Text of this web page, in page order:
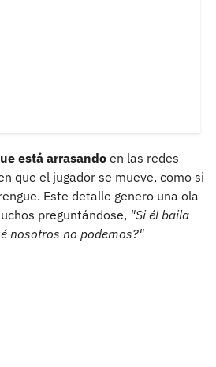
está arrasando en las redes
que el jugador se mueve, como si
Este detalle genero una ola
preguntándose, "Si él baila
nosotros no podemos?"